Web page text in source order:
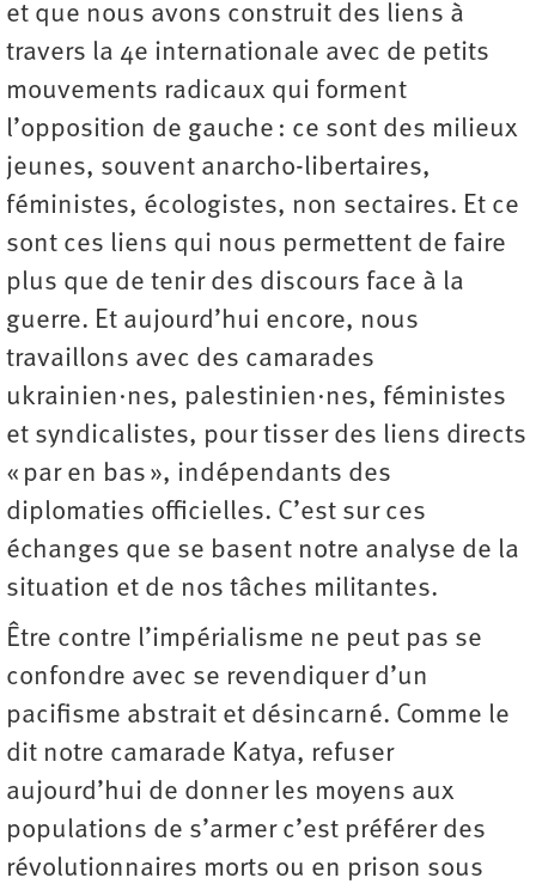
et que nous avons construit des liens à
travers la 4e internationale avec de petits
mouvements radicaux qui forment
l’opposition de gauche : ce sont des milieux
jeunes, souvent anarcho-libertaires,
féministes, écologistes, non sectaires. Et ce
sont ces liens qui nous permettent de faire
plus que de tenir des discours face à la
guerre. Et aujourd’hui encore, nous
travaillons avec des camarades
ukrainien·nes, palestinien·nes, féministes
et syndicalistes, pour tisser des liens directs
« par en bas », indépendants des
diplomaties officielles. C’est sur ces
échanges que se basent notre analyse de la
situation et de nos tâches militantes.
Être contre l’impérialisme ne peut pas se
confondre avec se revendiquer d’un
pacifisme abstrait et désincarné. Comme le
dit notre camarade Katya, refuser
aujourd’hui de donner les moyens aux
populations de s’armer c’est préférer des
révolutionnaires morts ou en prison sous